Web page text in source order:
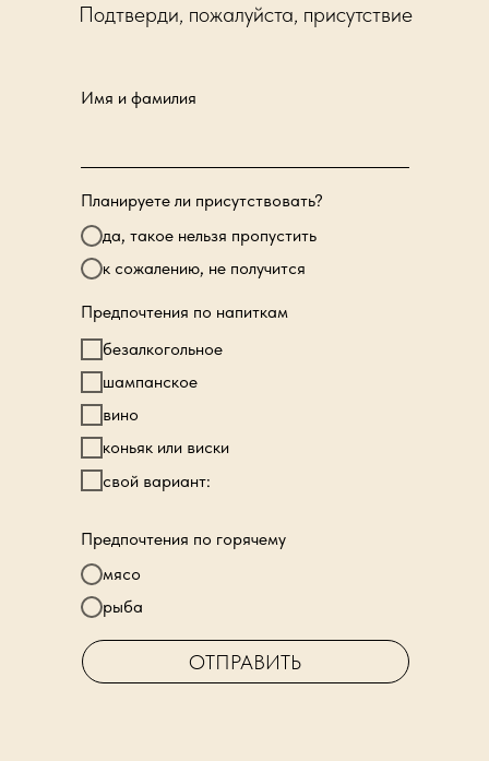
Подтверди, пожалуйста, присутствие
Имя и фамилия
Планируете ли присутствовать?
да, такое нельзя пропустить
к сожалению, не получится
Предпочтения по напиткам
безалкогольное
шампанское
вино
коньяк или виски
свой вариант:
Предпочтения по горячему
мясо
рыба
ОТПРАВИТЬ